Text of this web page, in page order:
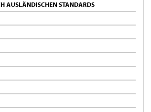
AUSLÄNDISCHEN STANDARDS